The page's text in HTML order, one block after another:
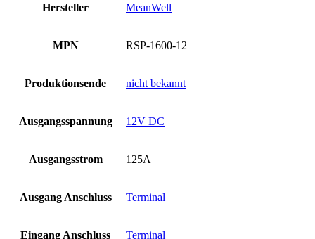
Hersteller MeanWell
MPN RSP-1600-12
Produktionsende nicht bekannt
Ausgangsspannung 12V DC
Ausgangsstrom 125A
Ausgang Anschluss Terminal
Eingang Anschluss Terminal